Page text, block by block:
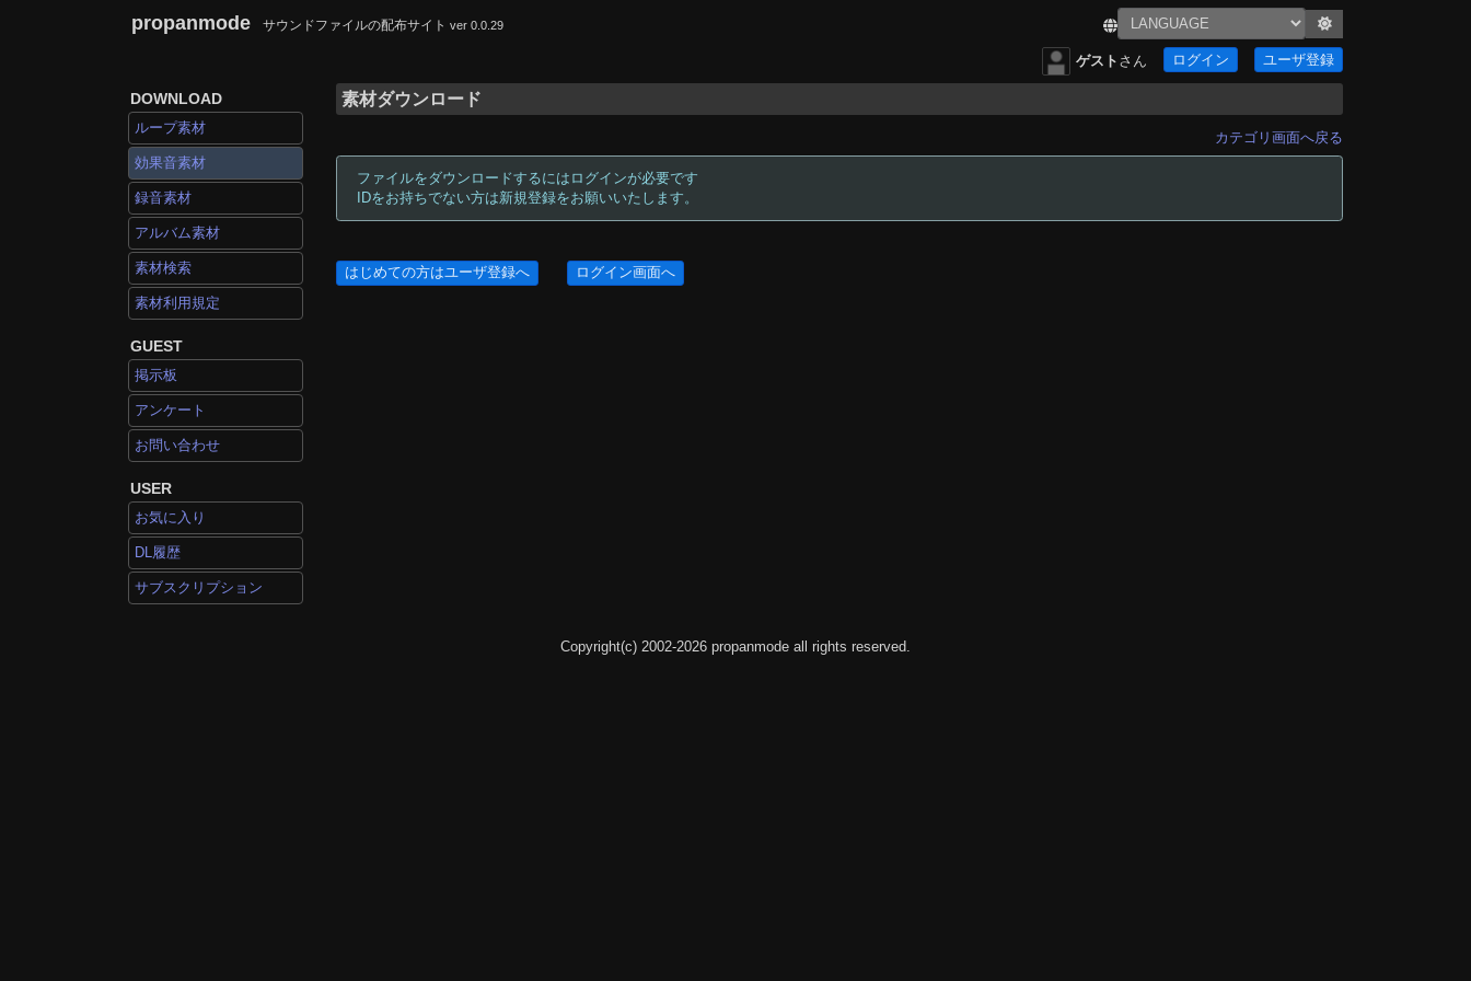
propanmode サウンドファイルの配布サイト ver 0.0.29
ゲスト さん ログイン ユーザ登録
DOWNLOAD
ループ素材
効果音素材
録音素材
アルバム素材
素材検索
素材利用規定
GUEST
掲示板
アンケート
お問い合わせ
USER
お気に入り
DL履歴
サブスクリプション
素材ダウンロード
カテゴリ画面へ戻る
ファイルをダウンロードするにはログインが必要です
IDをお持ちでない方は新規登録をお願いいたします。
はじめての方はユーザ登録へ ログイン画面へ
Copyright(c) 2002-2026 propanmode all rights reserved.